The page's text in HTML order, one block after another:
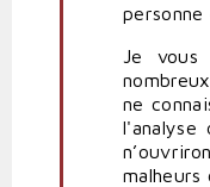
Je
ne
l'analyse
malheurs